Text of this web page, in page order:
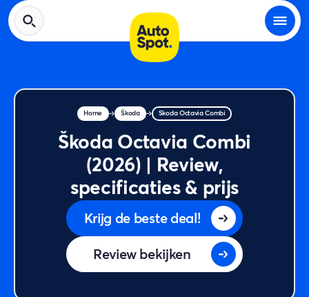
Home Škoda Škoda Octavia Combi
Škoda Octavia Combi
(2026) | Review,
specificaties & prijs
Krijg de beste deal!
Review bekijken